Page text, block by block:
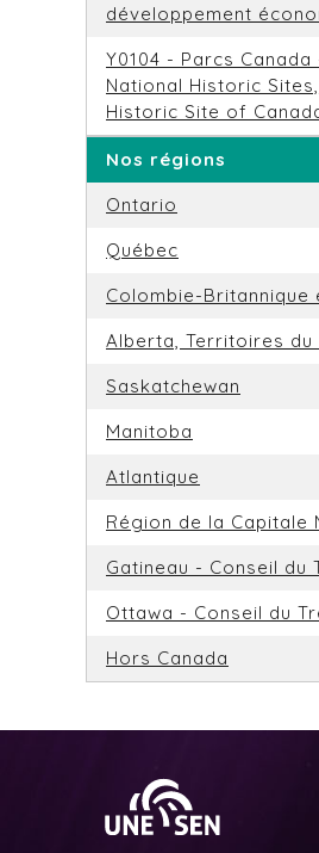
développement
Y0104 - Parcs
National Historic
Historic Site of
Nos régions
Ontario
Québec
Colombie-Britannique
Alberta, Territoires du
Saskatchewan
Manitoba
Atlantique
Région de la Capitale
Gatineau - Conseil du
Ottawa - Conseil du
Hors Canada